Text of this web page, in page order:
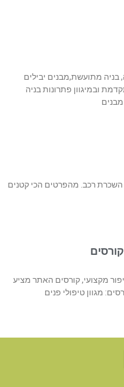
5202130 בניה קלה, בניה מתועשת,מבנים יבילים
ובמיגוון פתרונות בניה
רכב. מהפרטים הכי קטנים
איפור מקצועי, קורסים האתר מציע
מגוון טיפולי פנים